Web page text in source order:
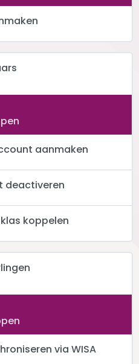
aanmaken
deactiveren
koppelen
via WISA